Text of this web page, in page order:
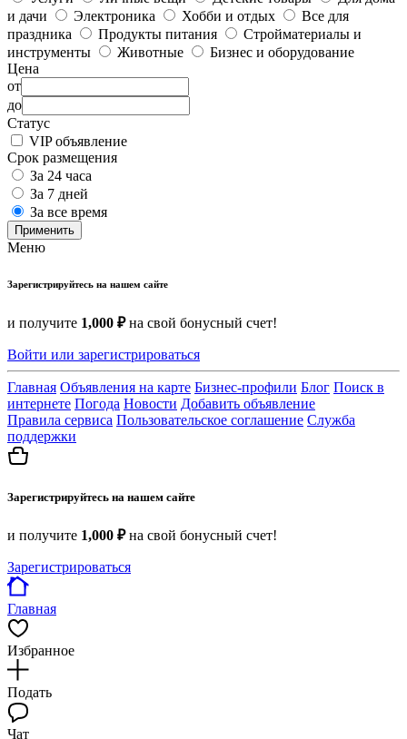
и дачи
Электроника Хобби и отдых
Все для
праздника
Продукты питания
Стройматериалы и
инструменты
Животные
Бизнес и оборудование
Цена
от
до
Статус
VIP объявление
Срок размещения
За 24 часа
За 7 дней
За все время
Применить
Меню
Зарегистрируйтесь на нашем сайте
и получите 1,000 ₽на свой бонусный счет!
Войти или зарегистрироваться
Главная Объявления на карте Бизнес-профили Блог Поиск в
интернете Погода Новости Добавить объявление
Правила сервиса Пользовательское соглашение Служба
поддержки
Зарегистрируйтесь на нашем сайте
и получите 1,000 ₽на свой бонусный счет!
Зарегистрироваться
Главная
Избранное
Подать
Чат